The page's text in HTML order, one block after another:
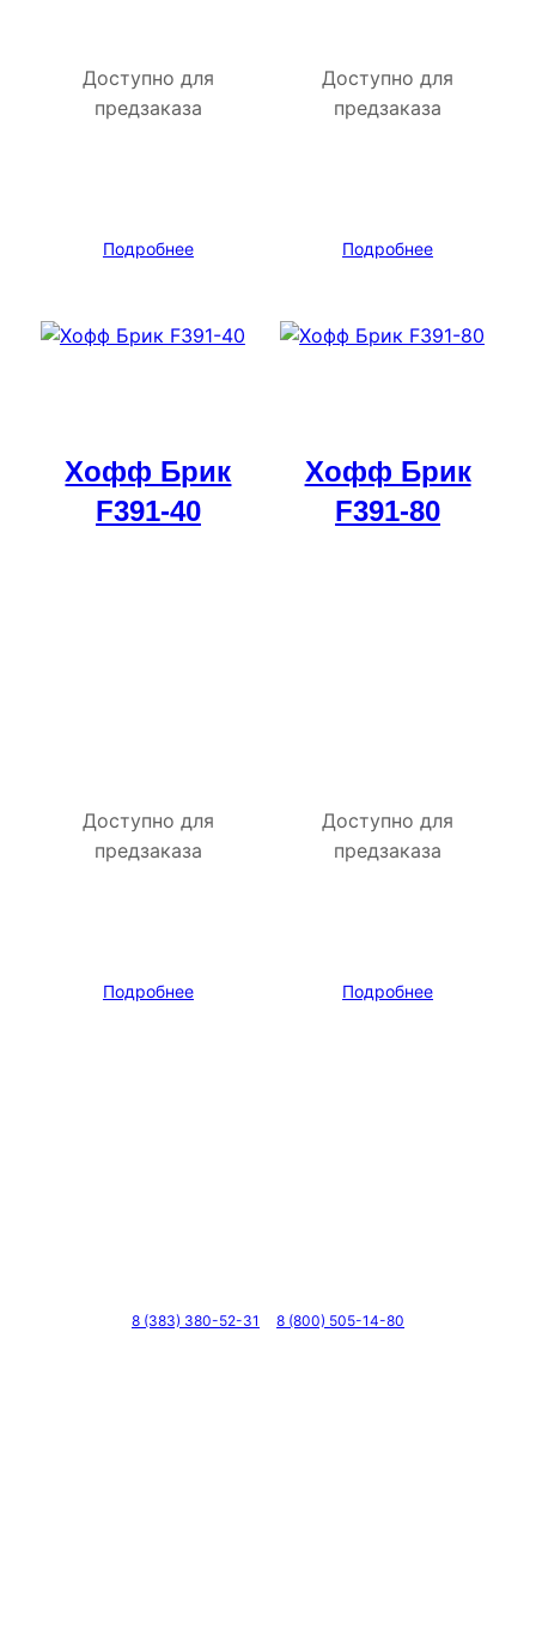
Доступно для
предзаказа
Подробнее
Доступно для
предзаказа
Подробнее
Хофф Брик
F391-40
Доступно для
предзаказа
Подробнее
Хофф Брик
F391-80
Доступно для
предзаказа
Подробнее
8 (383) 380-52-31 8 (800) 505-14-80